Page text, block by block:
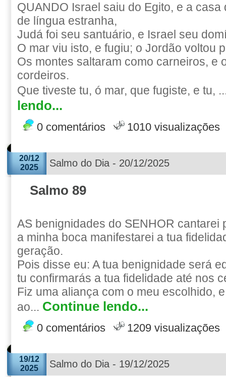
QUANDO Israel saiu do Egito, e a
de língua estranha,
Judá foi seu santuário, e Israel seu
O mar viu isto, e fugiu; o Jordão voltou
Os montes saltaram como carneiros, e
cordeiros.
Que tiveste tu, ó mar, que fugiste, e tu,
lendo...
0 comentários 1010 visualizações
20/12
2025
Salmo do Dia - 20/12/2025
Salmo 89
AS benignidades do SENHOR cantarei
a minha boca manifestarei a tua
geração.
Pois disse eu: A tua benignidade será
tu confirmarás a tua fidelidade até nos
Fiz uma aliança com o meu escolhido,
ao... Continue lendo...
0 comentários 1209 visualizações
19/12
2025
Salmo do Dia - 19/12/2025